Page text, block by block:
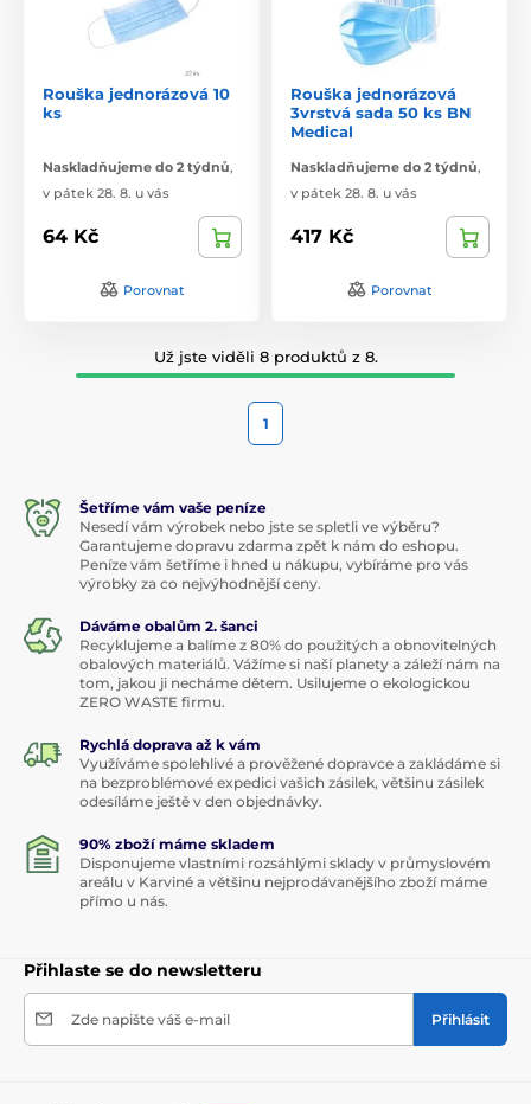
Rouška jednorázová 10
ks
Naskladňujeme do 2 týdnů,
v pátek 28. 8. u vás
64 Kč
Porovnat
Rouška jednorázová
3vrstvá sada 50 ks BN
Medical
Naskladňujeme do 2 týdnů,
v pátek 28. 8. u vás
417 Kč
Porovnat
Už jste viděli 8 produktů z 8.
1
Šetříme vám vaše peníze
Nesedí vám výrobek nebo jste se spletli ve výběru?
Garantujeme dopravu zdarma zpět k nám do eshopu.
Peníze vám šetříme i hned u nákupu, vybíráme pro vás
výrobky za co nejvýhodnější ceny.
Dáváme obalům 2. šanci
Recyklujeme a balíme z 80% do použitých a obnovitelných
obalových materiálů. Vážíme si naší planety a záleží nám na
tom, jakou ji necháme dětem. Usilujeme o ekologickou
ZERO WASTE firmu.
Rychlá doprava až k vám
Využíváme spolehlivé a prověžené dopravce a zakládáme si
na bezproblémové expedici vašich zásilek, většinu zásilek
odesíláme ještě v den objednávky.
90% zboží máme skladem
Disponujeme vlastními rozsáhlými sklady v průmyslovém
areálu v Karviné a většinu nejprodávanějšího zboží máme
přímo u nás.
Přihlaste se do newsletteru
Zde napište váš e-mail Přihlásit